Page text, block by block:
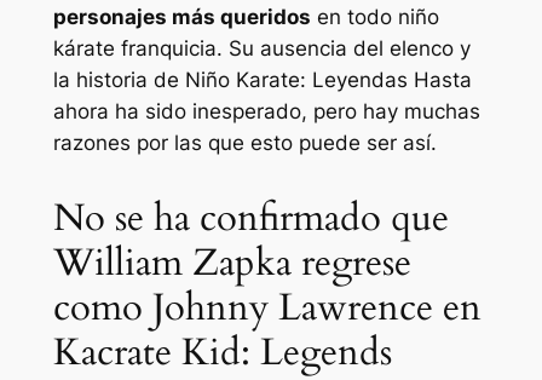
personajes más queridos en todo niño
kárate franquicia. Su ausencia del elenco y
la historia de Niño Karate: Leyendas Hasta
ahora ha sido inesperado, pero hay muchas
razones por las que esto puede ser así.
No se ha confirmado que
William Zapka regrese
como Johnny Lawrence en
Kacrate Kid: Legends